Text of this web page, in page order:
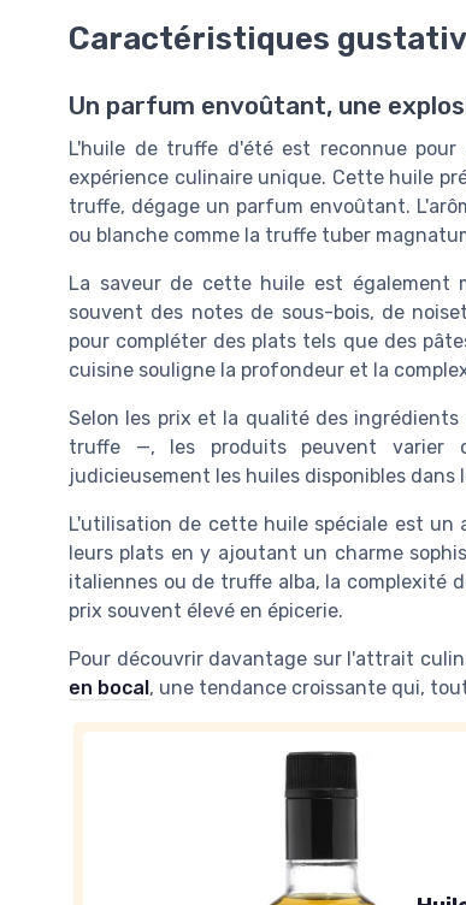
Caractéristiques
Un parfum envoûtant, une
L'huile de truffe d'été est reconnue
expérience culinaire unique. Cette huile
truffe, dégage un parfum envoûtant.
ou blanche comme la truffe tuber
La saveur de cette huile est également
souvent des notes de sous-bois, de
pour compléter des plats tels que des
cuisine souligne la profondeur et la
Selon les prix et la qualité des
truffe —, les produits peuvent varier
judicieusement les huiles disponibles dans
L'utilisation de cette huile spéciale est un
leurs plats en y ajoutant un charme
italiennes ou de truffe alba, la complexité
prix souvent élevé en épicerie.
Pour découvrir davantage sur l'attrait
en bocal, une tendance croissante qui,